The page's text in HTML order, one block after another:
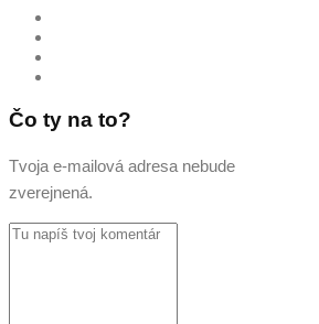
Čo ty na to?
Tvoja e-mailová adresa nebude
zverejnená.